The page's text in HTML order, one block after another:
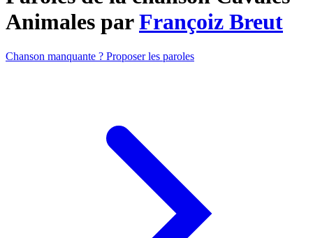
Animales parFrançoiz Breut
Chanson manquante ? Proposer les paroles